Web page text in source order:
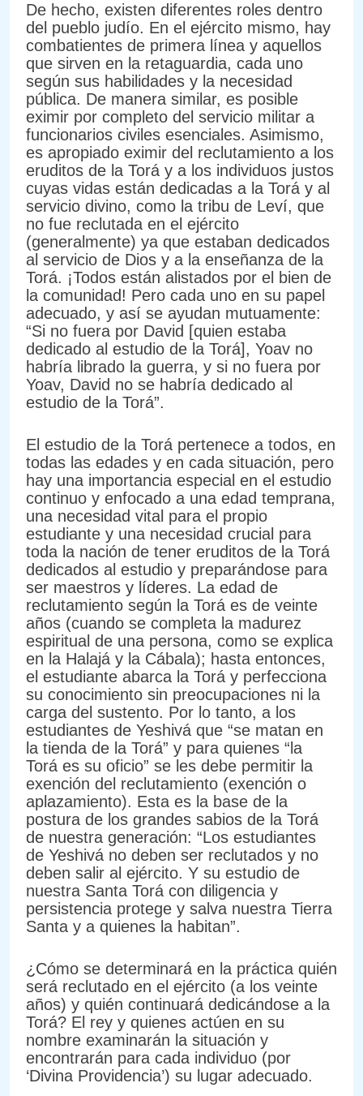
De hecho, existen diferentes roles dentro
del pueblo judío. En el ejército mismo, hay
combatientes de primera línea y aquellos
que sirven en la retaguardia, cada uno
según sus habilidades y la necesidad
pública. De manera similar, es posible
eximir por completo del servicio militar a
funcionarios civiles esenciales. Asimismo,
es apropiado eximir del reclutamiento a los
eruditos de la Torá y a los individuos justos
cuyas vidas están dedicadas a la Torá y al
servicio divino, como la tribu de Leví, que
no fue reclutada en el ejército
(generalmente) ya que estaban dedicados
al servicio de Dios y a la enseñanza de la
Torá. ¡Todos están alistados por el bien de
la comunidad! Pero cada uno en su papel
adecuado, y así se ayudan mutuamente:
“Si no fuera por David [quien estaba
dedicado al estudio de la Torá], Yoav no
habría librado la guerra, y si no fuera por
Yoav, David no se habría dedicado al
estudio de la Torá”.
El estudio de la Torá pertenece a todos, en
todas las edades y en cada situación, pero
hay una importancia especial en el estudio
continuo y enfocado a una edad temprana,
una necesidad vital para el propio
estudiante y una necesidad crucial para
toda la nación de tener eruditos de la Torá
dedicados al estudio y preparándose para
ser maestros y líderes. La edad de
reclutamiento según la Torá es de veinte
años (cuando se completa la madurez
espiritual de una persona, como se explica
en la Halajá y la Cábala); hasta entonces,
el estudiante abarca la Torá y perfecciona
su conocimiento sin preocupaciones ni la
carga del sustento. Por lo tanto, a los
estudiantes de Yeshivá que “se matan en
la tienda de la Torá” y para quienes “la
Torá es su oficio” se les debe permitir la
exención del reclutamiento (exención o
aplazamiento). Esta es la base de la
postura de los grandes sabios de la Torá
de nuestra generación: “Los estudiantes
de Yeshivá no deben ser reclutados y no
deben salir al ejército. Y su estudio de
nuestra Santa Torá con diligencia y
persistencia protege y salva nuestra Tierra
Santa y a quienes la habitan”.
¿Cómo se determinará en la práctica quién
será reclutado en el ejército (a los veinte
años) y quién continuará dedicándose a la
Torá? El rey y quienes actúen en su
nombre examinarán la situación y
encontrarán para cada individuo (por
‘Divina Providencia’) su lugar adecuado.